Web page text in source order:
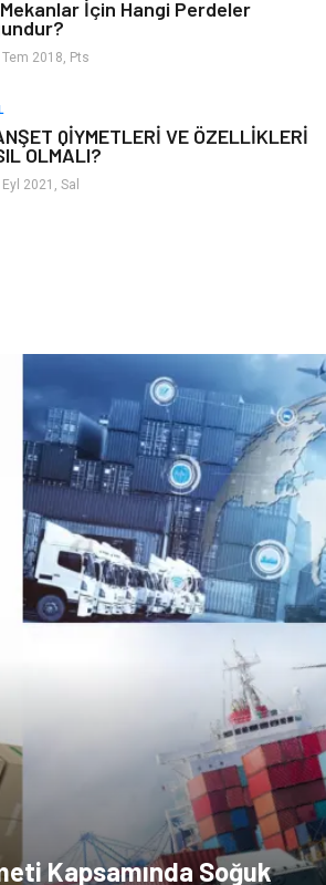
Kültür
Penguen
Mekanlar İçin Hangi Perdeler
2018, Pts
QİYMETLERİ VE ÖZELLİKLERİ
OLMALI?
2021, Sal
Kapsamında Soğuk